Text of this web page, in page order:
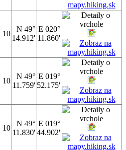
10
N 49°
14.912'
E 020°
11.860'
10
N 49°
11.759'
E 019°
52.175'
10
N 49°
11.830'
E 019°
44.902'